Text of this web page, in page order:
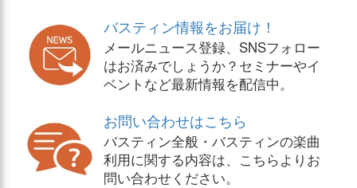
バスティン情報をお届け！
メールニュース登録、SNSフォロー
はお済みでしょうか？セミナーやイ
ベントなど最新情報を配信中。
お問い合わせはこちら
バスティン全般・バスティンの楽曲
利用に関する内容は、こちらよりお
問い合わせください。